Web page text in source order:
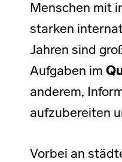
Menschen mit
starken
Jahren sind
Aufgaben im
anderem,
aufzubereiten
Vorbei an